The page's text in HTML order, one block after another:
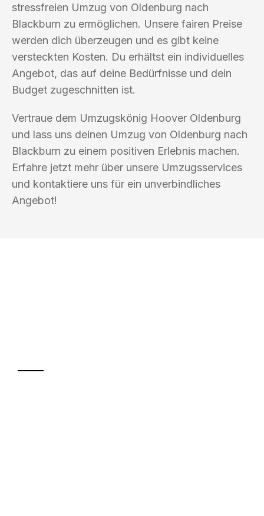
stressfreien Umzug von Oldenburg nach
Blackburn zu ermöglichen. Unsere fairen Preise
werden dich überzeugen und es gibt keine
versteckten Kosten. Du erhältst ein individuelles
Angebot, das auf deine Bedürfnisse und dein
Budget zugeschnitten ist.
Vertraue dem Umzugskönig Hoover Oldenburg
und lass uns deinen Umzug von Oldenburg nach
Blackburn zu einem positiven Erlebnis machen.
Erfahre jetzt mehr über unsere Umzugsservices
und kontaktiere uns für ein unverbindliches
Angebot!